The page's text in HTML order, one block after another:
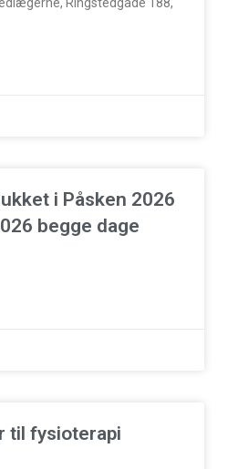
i Påsken 2026
begge dage
til fysioterapi